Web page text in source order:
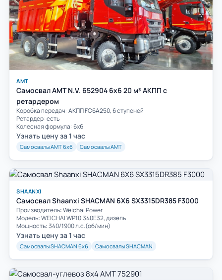
АМТ
Самосвал AMT N.V. 652904 6х6 20 м³ АКПП с
ретардером
Коробка передач: АКПП FC6A250, 6 ступеней
Ретардер: есть
Колесная формула: 6х6
Узнать цену за 1 час
Самосвалы АМТ 6х6 Самосвалы АМТ
SHAANXI
Самосвал Shaanxi SHACMAN 6X6 SX3315DR385 F3000
Производитель: Weichai Power
Модель: WEICHAI WP10.340E32, дизель
Мощность: 340/1900 л.с.(об/мин)
Узнать цену за 1 час
Самосвалы SHACMAN 6х6 Самосвалы SHACMAN